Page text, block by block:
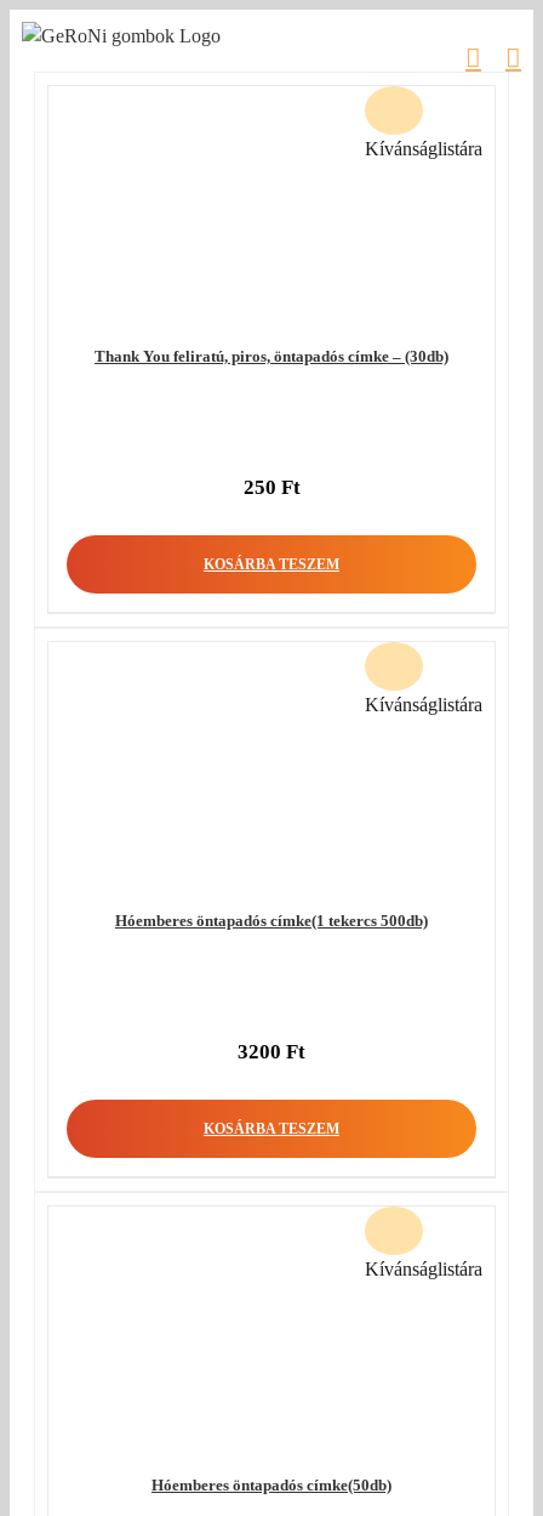
Kihagyás
Thank You feliratú, piros, öntapadós címke – (30db)
250 Ft
KOSÁRBA TESZEM
Kívánságlistára
Hóemberes öntapadós címke(1 tekercs 500db)
3200 Ft
KOSÁRBA TESZEM
Kívánságlistára
Hóemberes öntapadós címke(50db)
Kívánságlistára